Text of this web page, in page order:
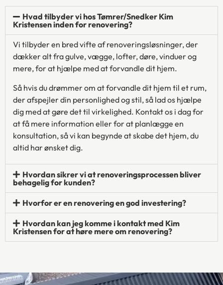
Hvad tilbyder vi hos Tømrer/Snedker Kim
Kristensen inden for renovering?
Vi tilbyder en bred vifte af renoveringsløsninger, der
dækker alt fra gulve, vægge, lofter, døre, vinduer og
mere, for at hjælpe med at forvandle dit hjem.
Så hvis du drømmer om at forvandle dit hjem til et rum,
der afspejler din personlighed og stil, så lad os hjælpe
dig med at gøre det til virkelighed. Kontakt os i dag for
at få mere information eller for at planlægge en
konsultation, så vi kan begynde at skabe det hjem, du
altid har ønsket dig.
Hvordan sikrer vi at renoveringsprocessen bliver
behagelig for kunden?
Hvorfor er en renovering en god investering?
Hvordan kan jeg komme i kontakt med Kim
Kristensen for at høre mere om renovering?